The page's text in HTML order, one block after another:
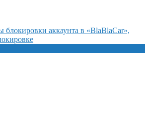
аккаунта в «BlaBlaCar»,